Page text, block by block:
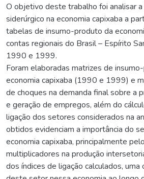
O objetivo deste trabalho foi analisar
siderúrgico na economia capixaba a
tabelas de insumo-produto da
contas regionais do Brasil – Espírito
1990 e 1999.
Foram elaboradas matrizes de
economia capixaba (1990 e 1999) e
de choques na demanda final sobre a
e geração de empregos, além do
ligação dos setores considerados na
obtidos evidenciam a importância do
economia capixaba, principalmente
multiplicadores na produção
dos índices de ligação calculados, uma